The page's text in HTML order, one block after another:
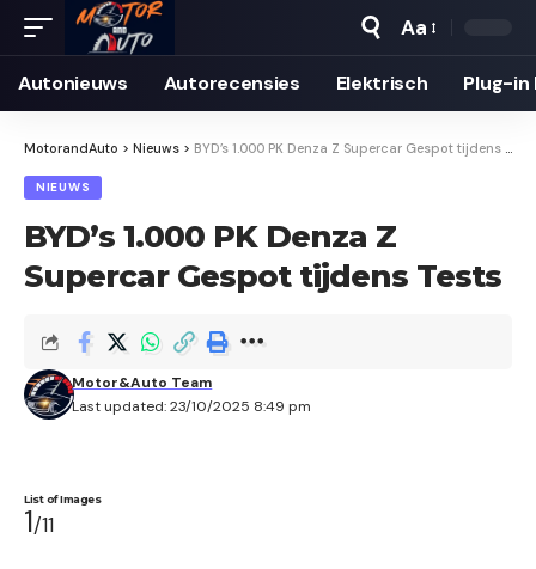
Aa
Autonieuws Auto­recensies Elektrisch Plug-in
MotorandAuto > Nieuws > BYD’s 1.000 PK Denza Z Supercar Gespot tijdens Tests
NIEUWS
BYD’s 1.000 PK Denza Z
Supercar Gespot tijdens Tests
Last updated: 23/10/2025 8:49 pm
Motor&Auto Team
List of Images
1/11